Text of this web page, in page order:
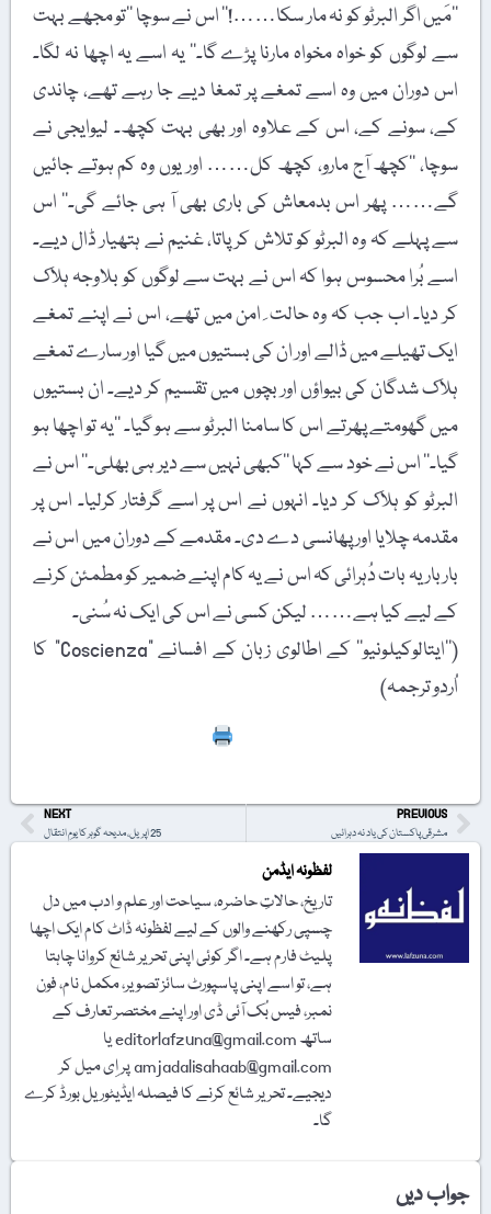
’’مَیں اگر البرٹو کو نہ مار سکا……!‘‘ اس نے سوچا ’’تو مجھے بہت
سے لوگوں کو خواہ مخواہ مارنا پڑے گا۔‘‘ یہ اسے یہ اچھا نہ لگا۔
اس دوران میں وہ اسے تمغے پر تمغا دیے جا رہے تھے، چاندی
کے، سونے کے، اس کے علاوہ اور بھی بہت کچھ۔ لیوایجی نے
سوچا، ’’کچھ آج مارو، کچھ کل…… اور یوں وہ کم ہوتے جائیں
گے…… پھر اس بدمعاش کی باری بھی آ ہی جائے گی۔‘‘ اس
سے پہلے کہ وہ البرٹو کو تلاش کر پاتا، غنیم نے ہتھیار ڈال دیے۔
اسے بُرا محسوس ہوا کہ اس نے بہت سے لوگوں کو بلاوجہ ہلاک
کر دیا۔ اب جب کہ وہ حالت ِ امن میں تھے، اس نے اپنے تمغے
ایک تھیلے میں ڈالے اور ان کی بستیوں میں گیا اور سارے تمغے
ہلاک شدگان کی بیواؤں اور بچوں میں تقسیم کر دیے۔ ان بستیوں
میں گھومتے پھرتے اس کا سامنا البرٹو سے ہو گیا۔ ’’یہ تو اچھا ہو
گیا۔‘‘ اس نے خود سے کہا ’’کبھی نہیں سے دیر ہی بھلی۔‘‘ اس نے
البرٹو کو ہلاک کر دیا۔ انہوں نے اس پر اسے گرفتار کرلیا۔ اس پر
مقدمہ چلایا اور پھانسی دے دی۔ مقدمے کے دوران میں اس نے
بار بار یہ بات دُہرائی کہ اس نے یہ کام اپنے ضمیر کو مطمئن کرنے
کے لیے کیا ہے…… لیکن کسی نے اس کی ایک نہ سُنی۔
(’’ایتالوکیلونیو‘‘ کے اطالوی زبان کے افسانے "Coscienza” کا
اُردو ترجمہ)
PREVIOUS
مشرقی پاکستان کی یاد نہ دہرائیں
NEXT
25 اپریل، مدیحہ گوہر کا یومِ انتقال
لفظونہ ایڈمن
تاریخ، حالاتِ حاضرہ، سیاحت اور علم و ادب میں دل
چسپی رکھنے والوں کے لیے لفظونہ ڈاٹ کام ایک اچھا
پلیٹ فارم ہے۔ اگر کوئی اپنی تحریر شائع کروانا چاہتا
ہے، تو اسے اپنی پاسپورٹ سائز تصویر، مکمل نام، فون
نمبر، فیس بُک آئی ڈی اور اپنے مختصر تعارف کے
ساتھ editorlafzuna@gmail.com یا
amjadalisahaab@gmail.com پر اِی میل کر
دیجیے۔ تحریر شائع کرنے کا فیصلہ ایڈیٹوریل بورڈ کرے
گا۔
جواب دیں